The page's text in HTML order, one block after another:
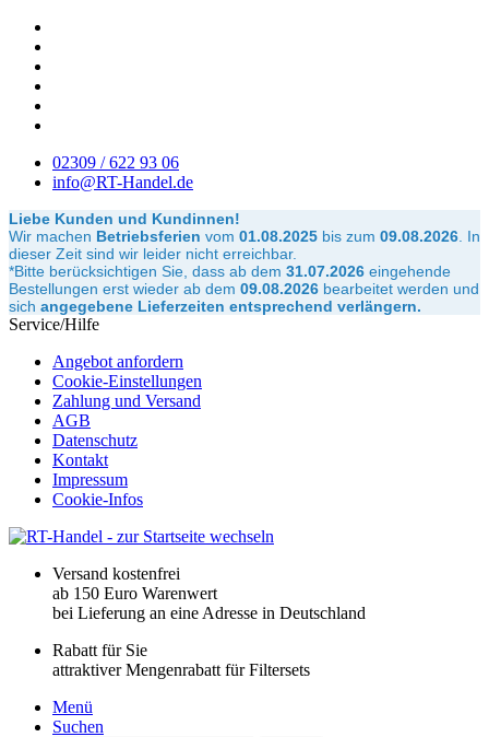
02309 / 622 93 06
info@RT-Handel.de
Liebe Kunden und Kundinnen!
Wir machen Betriebsferien vom 01.08.2025 bis zum 09.08.2026 In
dieser Zeit sind wir leider nicht erreichbar.
*Bitte berücksichtigen Sie, dass ab dem 31.07.2026 eingehende
Bestellungen erst wieder ab dem 09.08.2026 bearbeitet werden und
sich angegebene Lieferzeiten entsprechend verlängern.
Service/Hilfe
Angebot anfordern
Cookie-Einstellungen
Zahlung und Versand
AGB
Datenschutz
Kontakt
Impressum
Cookie-Infos
Versand kostenfrei
ab 150 Euro Warenwert
bei Lieferung an eine Adresse in Deutschland
Rabatt für Sie
attraktiver Mengenrabatt für Filtersets
Menü
Suchen